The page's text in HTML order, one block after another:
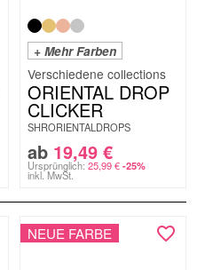
+ Mehr Farben
ORIENTAL DROP
CLICKER
SHRORIENTALDROPS
ab 19,49 €
Ursprünglich: 25,99€ -25%
inkl. MwSt.
NEUE FARBE